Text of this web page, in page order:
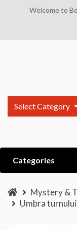
Welcome to
Select Category
Categories
Mystery &
Umbra